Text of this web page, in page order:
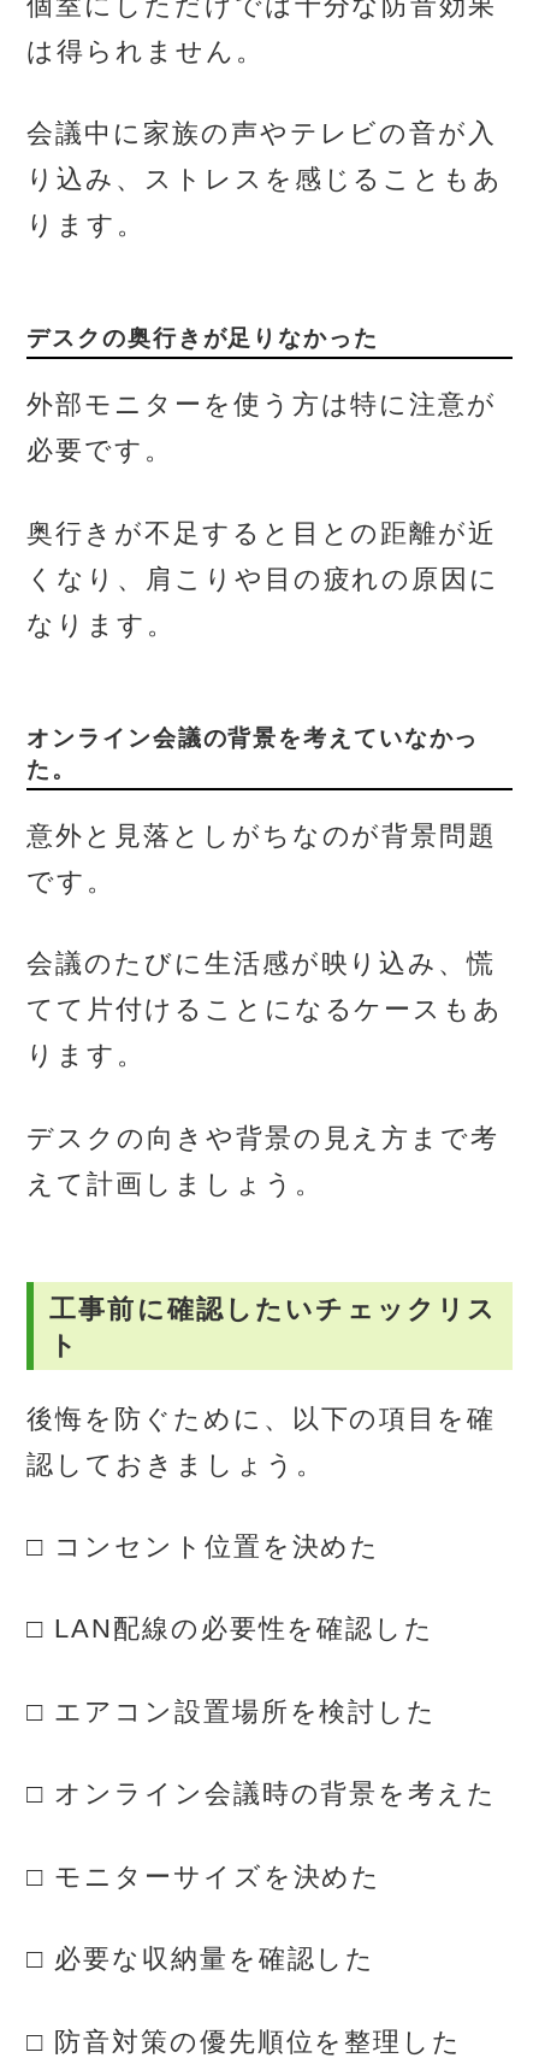
は得られません。
会議中に家族の声やテレビの音が入
り込み、ストレスを感じることもあ
ります。
デスクの奥行きが足りなかった
外部モニターを使う方は特に注意が
必要です。
奥行きが不足すると目との距離が近
くなり、肩こりや目の疲れの原因に
なります。
オンライン会議の背景を考えていなかっ
た。
意外と見落としがちなのが背景問題
です。
会議のたびに生活感が映り込み、慌
てて片付けることになるケースもあ
ります。
デスクの向きや背景の見え方まで考
えて計画しましょう。
工事前に確認したいチェックリス
ト
後悔を防ぐために、以下の項目を確
認しておきましょう。
□ コンセント位置を決めた
□ LAN配線の必要性を確認した
□ エアコン設置場所を検討した
□ オンライン会議時の背景を考えた
□ モニターサイズを決めた
□ 必要な収納量を確認した
□ 防音対策の優先順位を整理した